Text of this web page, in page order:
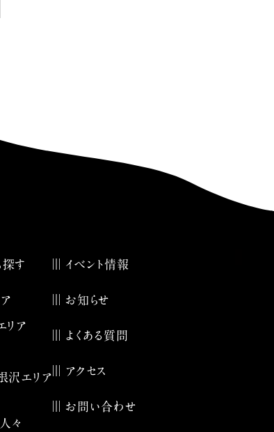
探す
リア
沢エリア
々
イベント情報
お知らせ
よくある質問
アクセス
お問い合わせ